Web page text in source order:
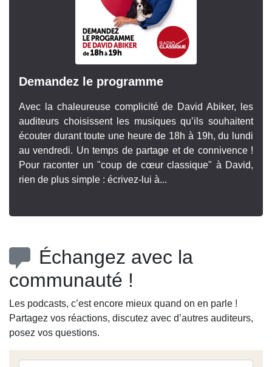
Demandez le programme
Avec la chaleureuse complicité de David Abiker, les
auditeurs choisissent les musiques qu’ils souhaitent
écouter durant toute une heure de 18h à 19h, du lundi
au vendredi. Un temps de partage et de connivence !
Pour raconter un "coup de cœur classique" à David,
rien de plus simple : écrivez-lui à...
Échangez avec la
communauté !
Les podcasts, c’est encore mieux quand on en parle !
Partagez vos réactions, discutez avec d’autres auditeurs,
posez vos questions.